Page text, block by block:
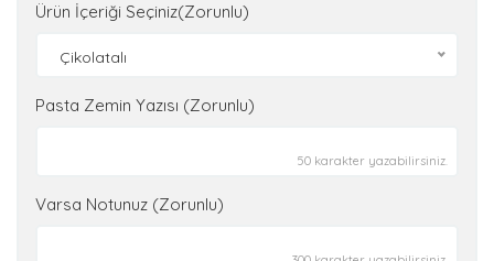
Ürün İçeriği Seçiniz(Zorunlu)
Çikolatalı
Pasta Zemin Yazısı (Zorunlu)
50 karakter yazabilirsiniz.
Varsa Notunuz (Zorunlu)